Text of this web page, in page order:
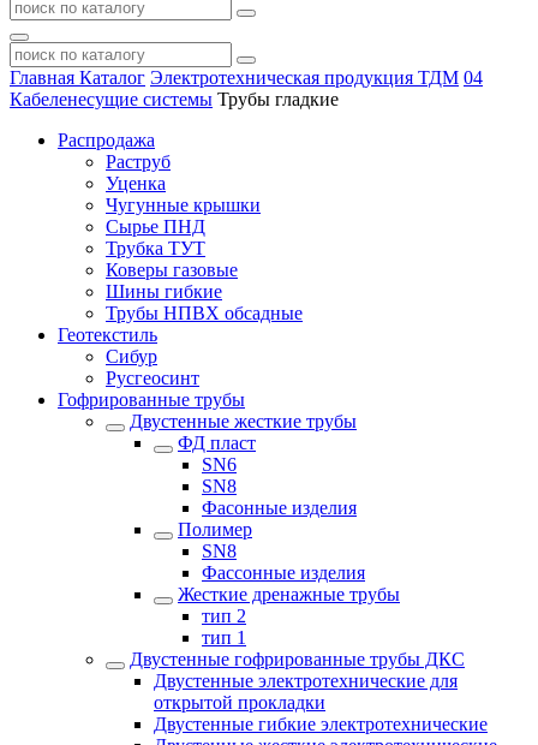
Главная Каталог Электротехническая продукция ТДМ 04
Кабеленесущие системы Трубы гладкие
Распродажа
Раструб
Уценка
Чугунные крышки
Сырье ПНД
Трубка ТУТ
Коверы газовые
Шины гибкие
Трубы НПВХ обсадные
Геотекстиль
Сибур
Русгеосинт
Гофрированные трубы
Двустенные жесткие трубы
ФД пласт
SN6
SN8
Фасонные изделия
Полимер
SN8
Фассонные изделия
Жесткие дренажные трубы
тип 2
тип 1
Двустенные гофрированные трубы ДКС
Двустенные электротехнические для
открытой прокладки
Двустенные гибкие электротехнические